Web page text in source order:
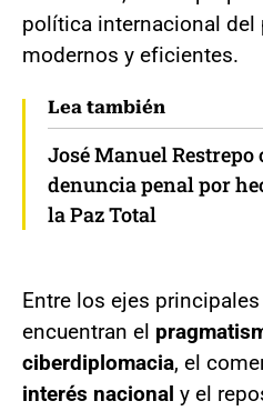
política internacional del
modernos y eficientes.
Lea también
José Manuel
denuncia penal por
la Paz Total
Entre los ejes
encuentran el
ciberdiplomacia, el
interés nacional y el